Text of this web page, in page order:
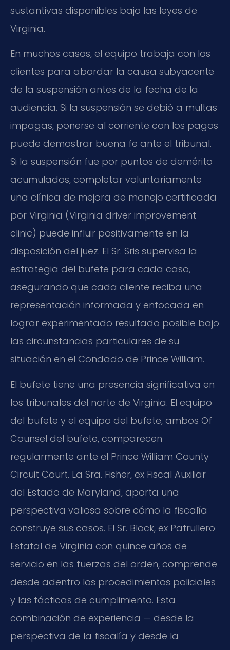
sustantivas disponibles bajo las leyes de
Virginia.
En muchos casos, el equipo trabaja con los
clientes para abordar la causa subyacente
de la suspensión antes de la fecha de la
audiencia. Si la suspensión se debió a multas
impagas, ponerse al corriente con los pagos
puede demostrar buena fe ante el tribunal.
Si la suspensión fue por puntos de demérito
acumulados, completar voluntariamente
una clínica de mejora de manejo certificada
por Virginia (Virginia driver improvement
clinic) puede influir positivamente en la
disposición del juez. El Sr. Sris supervisa la
estrategia del bufete para cada caso,
asegurando que cada cliente reciba una
representación informada y enfocada en
lograr experimentado resultado posible bajo
las circunstancias particulares de su
situación en el Condado de Prince William.
El bufete tiene una presencia significativa en
los tribunales del norte de Virginia. El equipo
del bufete y el equipo del bufete, ambos Of
Counsel del bufete, comparecen
regularmente ante el Prince William County
Circuit Court. La Sra. Fisher, ex Fiscal Auxiliar
del Estado de Maryland, aporta una
perspectiva valiosa sobre cómo la fiscalía
construye sus casos. El Sr. Block, ex Patrullero
Estatal de Virginia con quince años de
servicio en las fuerzas del orden, comprende
desde adentro los procedimientos policiales
y las tácticas de cumplimiento. Esta
combinación de experiencia — desde la
perspectiva de la fiscalía y desde la